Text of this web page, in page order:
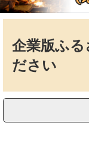
文
へ
企業版ふ
ださい